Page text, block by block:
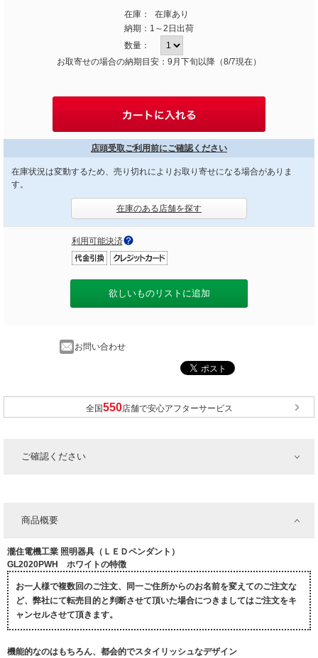
在庫：
在庫あり
納期： 1～2日出荷
数量：
お取寄せの場合の納期目安：9月下旬以降（8/7現在）
店頭受取ご利用前にご確認ください
在庫状況は変動するため、売り切れによりお取り寄せになる場合がありま
す。
在庫のある店舗を探す
利用可能決済
欲しいものリストに追加
お問い合わせ
全国 店舗で安心アフターサービス
ご確認ください
商品概要
瀧住電機工業 照明器具（ＬＥＤペンダント）
GL2020PWH ホワイトの特徴
お一人様で複数回のご注文、同一ご住所からのお名前を変えてのご注文な
ど、弊社にて転売目的と判断させて頂いた場合につきましてはご注文をキ
ャンセルさせて頂きます。
機能的なのはもちろん、都会的でスタイリッシュなデザイン